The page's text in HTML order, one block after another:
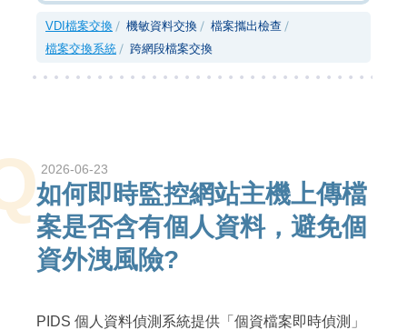
VDI檔案交換 機敏資料交換
檔案攜出檢查
檔案交換系統
跨網段檔案交換
2026-06-23
如何即時監控網站主機上傳檔
案是否含有個人資料，避免個
資外洩風險?
PIDS 個人資料偵測系統提供「個資檔案即時偵測」